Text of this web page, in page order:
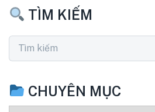
TÌM KIẾM
CHUYÊN MỤC